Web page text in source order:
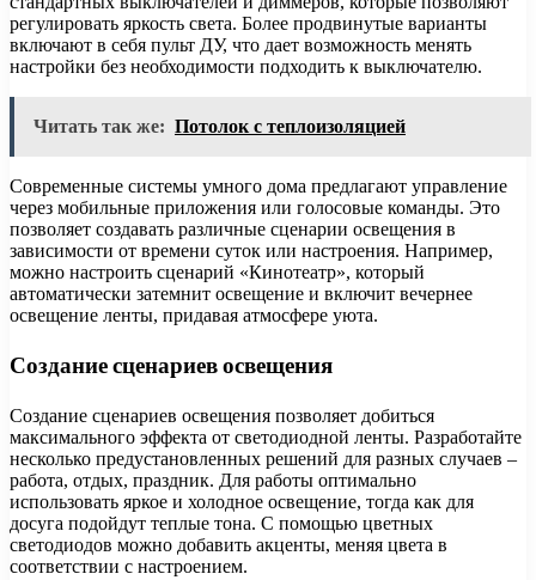
регулировать яркость света. Более продвинутые варианты
включают в себя пульт ДУ, что дает возможность менять
настройки без необходимости подходить к выключателю.
Читать так же: Потолок с теплоизоляцией
Современные системы умного дома предлагают управление
через мобильные приложения или голосовые команды. Это
позволяет создавать различные сценарии освещения в
зависимости от времени суток или настроения. Например,
можно настроить сценарий «Кинотеатр», который
автоматически затемнит освещение и включит вечернее
освещение ленты, придавая атмосфере уюта.
Создание сценариев освещения
Создание сценариев освещения позволяет добиться
максимального эффекта от светодиодной ленты. Разработайте
несколько предустановленных решений для разных случаев –
работа, отдых, праздник. Для работы оптимально
использовать яркое и холодное освещение, тогда как для
досуга подойдут теплые тона. С помощью цветных
светодиодов можно добавить акценты, меняя цвета в
соответствии с настроением.